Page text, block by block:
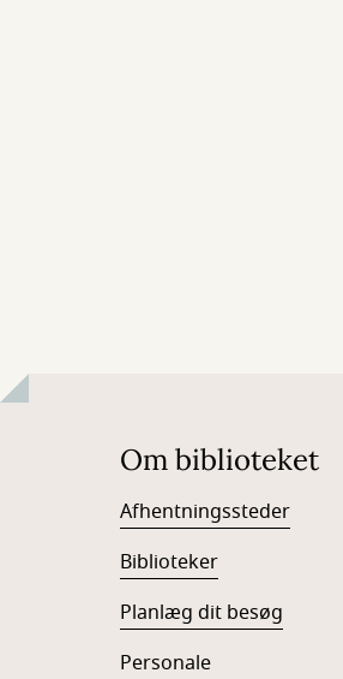
Om biblioteket
Afhentningssteder
Biblioteker
Planlæg dit besøg
Personale